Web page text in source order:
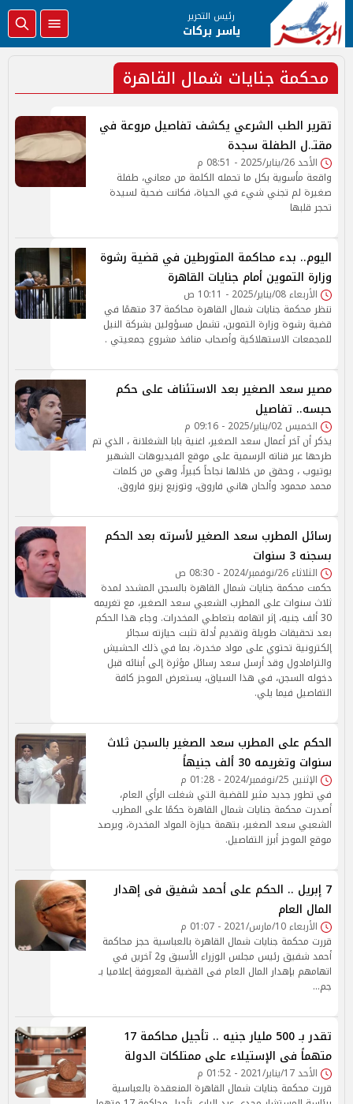
رئيس التحرير
ياسر بركات
محكمة جنايات شمال القاهرة
تقرير الطب الشرعي يكشف تفاصيل مروعة في
مقتـ.ل الطفلة سجدة
الأحد 26/يناير/2025 - 08:51 م
واقعة مأسوية بكل ما تحمله الكلمة من معاني، طفلة
صغيرة لم تجني شيء في الحياة، فكانت ضحية لسيدة
تحجر قلبها
اليوم.. بدء محاكمة المتورطين في قضية رشوة
وزارة التموين أمام جنايات القاهرة
الأربعاء 08/يناير/2025 - 10:11 ص
تنظر محكمة جنايات شمال القاهرة محاكمة 37 متهمًا في
قضية رشوة وزارة التموين، تشمل مسؤولين بشركة النيل
للمجمعات الاستهلاكية وأصحاب منافذ مشروع جمعيتي .
مصير سعد الصغير بعد الاستئناف على حكم
حبسه.. تفاصيل
الخميس 02/يناير/2025 - 09:16 م
يذكر أن آخر أعمال سعد الصغير، اغنية بابا الشغلانة ، الذي تم
طرحها عبر قناته الرسمية على موقع الفيديوهات الشهير
يوتيوب ، وحقق من خلالها نجاحاً كبيراً، وهي من كلمات
محمد محمود وألحان هاني فاروق، وتوزيع زيزو فاروق.
رسائل المطرب سعد الصغير لأسرته بعد الحكم
بسجنه 3 سنوات
الثلاثاء 26/نوفمبر/2024 - 08:30 ص
حكمت محكمة جنايات شمال القاهرة بالسجن المشدد لمدة
ثلاث سنوات على المطرب الشعبي سعد الصغير، مع تغريمه
30 ألف جنيه، إثر اتهامه بتعاطي المخدرات. وجاء هذا الحكم
بعد تحقيقات طويلة وتقديم أدلة تثبت حيازته سجائر
إلكترونية تحتوي على مواد مخدرة، بما في ذلك الحشيش
والترامادول وقد أرسل سعد رسائل مؤثرة إلى أبنائه قبل
دخوله السجن، في هذا السياق، يستعرض الموجز كافة
التفاصيل فيما يلي.
الحكم على المطرب سعد الصغير بالسجن ثلاث
سنوات وتغريمه 30 ألف جنيهاً
الإثنين 25/نوفمبر/2024 - 01:28 م
في تطور جديد مثير للقضية التي شغلت الرأي العام،
أصدرت محكمة جنايات شمال القاهرة حكمًا على المطرب
الشعبي سعد الصغير، بتهمة حيازة المواد المخدرة، ويرصد
موقع الموجز أبرز التفاصيل.
7 إبريل .. الحكم على أحمد شفيق فى إهدار
المال العام
الأربعاء 10/مارس/2021 - 01:07 م
قررت محكمة جنايات شمال القاهرة بالعباسية حجز محاكمة
أحمد شفيق رئيس مجلس الوزراء الأسبق و2 آخرين في
اتهامهم بإهدار المال العام فى القضية المعروفة إعلاميا بـ
جم…
تقدر بـ 500 مليار جنيه .. تأجيل محاكمة 17
متهماً فى الإستيلاء على ممتلكات الدولة
الأحد 17/يناير/2021 - 01:52 م
قررت محكمة جنايات شمال القاهرة المنعقدة بالعباسية